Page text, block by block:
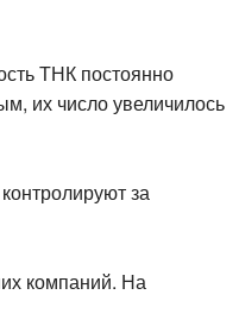
ТНК постоянно
их число увеличилось
за
компаний. На